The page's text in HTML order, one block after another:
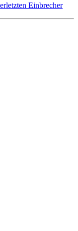
Einbrecher